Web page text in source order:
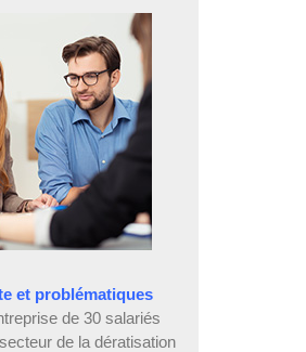
et problématiques
de 30 salariés
de la dératisation